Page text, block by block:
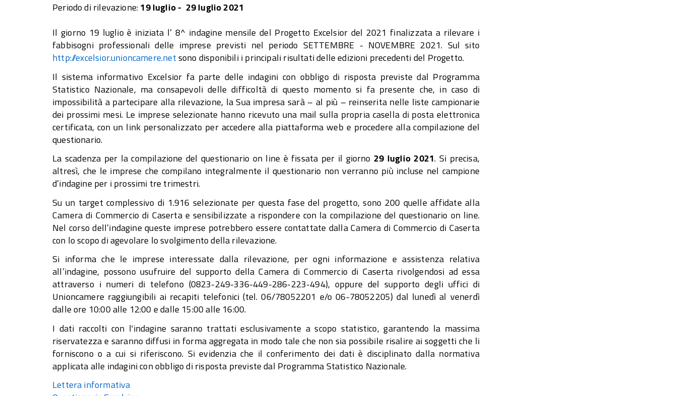
Periodo di rilevazione:19 luglio - 29 luglio 2021
Il giorno 19 luglio è iniziata l’ 8^ indagine mensile del Progetto Excelsior del 2021 finalizzata a rilevare i
fabbisogni professionali delle imprese previsti nel periodo SETTEMBRE - NOVEMBRE 2021. Sul sito
http://excelsior.unioncamere.netsono disponibili i principali risultati delle edizioni precedenti del Progetto.
Il sistema informativo Excelsior fa parte delle indagini con obbligo di risposta previste dal Programma
Statistico Nazionale, ma consapevoli delle difficoltà di questo momento si fa presente che, in caso di
impossibilità a partecipare alla rilevazione, la Sua impresa sarà – al più – reinserita nelle liste campionarie
dei prossimi mesi. Le imprese selezionate hanno ricevuto una mail sulla propria casella di posta elettronica
certificata, con un link personalizzato per accedere alla piattaforma web e procedere alla compilazione del
questionario.
La scadenza per la compilazione del questionario on line è fissata per il giorno 29 luglio 2021. Si precisa,
altresì, che le imprese che compilano integralmente il questionario non verranno più incluse nel campione
d’indagine per i prossimi tre trimestri.
Su un target complessivo di 1.916 selezionate per questa fase del progetto, sono 200 quelle affidate alla
Camera di Commercio di Caserta e sensibilizzate a rispondere con la compilazione del questionario on line.
Nel corso dell’indagine queste imprese potrebbero essere contattate dalla Camera di Commercio di Caserta
con lo scopo di agevolare lo svolgimento della rilevazione.
Si informa che le imprese interessate dalla rilevazione, per ogni informazione e assistenza relativa
all’indagine, possono usufruire del supporto della Camera di Commercio di Caserta rivolgendosi ad essa
attraverso i numeri di telefono (0823-249-336-449-286-223-494), oppure del supporto degli uffici di
Unioncamere raggiungibili ai recapiti telefonici (tel. 06/78052201 e/o 06-78052205) dal lunedì al venerdì
dalle ore 10:00 alle 12:00 e dalle 15:00 alle 16:00.
I dati raccolti con l'indagine saranno trattati esclusivamente a scopo statistico, garantendo la massima
riservatezza e saranno diffusi in forma aggregata in modo tale che non sia possibile risalire ai soggetti che li
forniscono o a cui si riferiscono. Si evidenzia che il conferimento dei dati è disciplinato dalla normativa
applicata alle indagini con obbligo di risposta previste dal Programma Statistico Nazionale.
Lettera informativa